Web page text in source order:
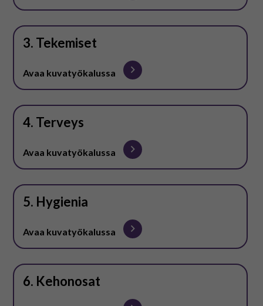
3. Tekemiset
Avaa kuvatyökalussa
4. Terveys
Avaa kuvatyökalussa
5. Hygienia
Avaa kuvatyökalussa
6. Kehonosat